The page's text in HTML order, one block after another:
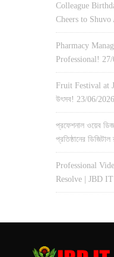
Colleague
Cheers to Shuvo
Pharmacy
Professional!
Fruit Festival at
উৎসব! 23/06/2026
প্রফেশনাল ওয়েব
প্রতিষ্ঠানের
Professional
Resolve | JBD IT